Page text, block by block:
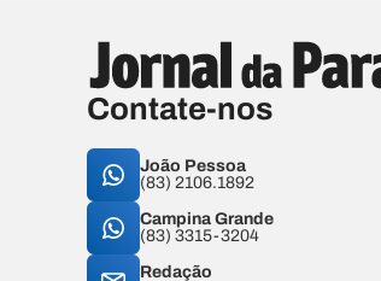
Contate-nos
João Pessoa
(83) 2106.1892
Campina Grande
(83) 3315-3204
Redação